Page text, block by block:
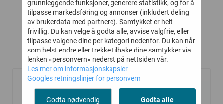
Kunder kjøpte også
-45%
grunnleggende funksjoner, generere statistikk, og for å
tilpasse markedsføring og annonser (inkludert deling
av brukerdata med partnere). Samtykket er helt
frivillig. Du kan velge å godta alle, avvise valgfrie, eller
tilpasse valgene dine per kategori nedenfor. Du kan når
som helst endre eller trekke tilbake dine samtykker via
lenken «personvern» nederst på nettsiden vår.
Les mer om informasjonskapsler
Googles retningslinjer for personvern
Godta nødvendig Godta alle